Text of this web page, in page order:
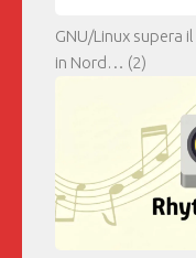
GNU/Linux supera
in Nord… (2)